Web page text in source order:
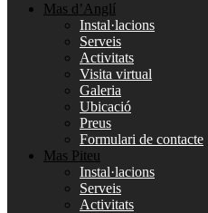
Mas d’Anglí
Instal·lacions
Serveis
Activitats
Visita virtual
Galeria
Ubicació
Preus
Formulari de contacte
Mas Piteu
Instal·lacions
Serveis
Activitats